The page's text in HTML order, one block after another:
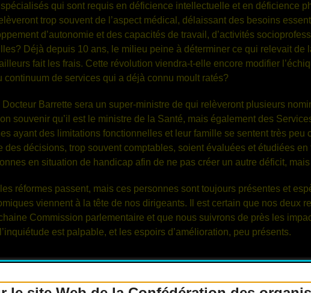
qui sont requis en déficience intellectuelle et en déficience
trop souvent de l’aspect médical, délaissant des besoins
d’autonomie et des capacités de travail, d’activités
Déjà depuis 10 ans, le milieu peine à déterminer ce qui relevait de
fait les frais. Cette révolution viendra-t-elle encore modifier
continuum de services qui a déjà connu moult ratés?
Barrette sera un super-ministre de qui relèveront plusieurs
souvenir qu’il est le ministre de la Santé, mais également des
ayant des limitations fonctionnelles et leur famille se sentent très peu
des décisions, trop souvent comptables, soient évaluées et étudiées
en situation de handicap afin de ne pas créer un autre déficit,
réformes passent, mais ces personnes sont toujours présentes et
viennent à la tête de nos dirigeants. Il est certain que nos deux
Commission parlementaire et que nous suivrons de près les
est palpable, et les espoirs d’amélioration, peu présents.